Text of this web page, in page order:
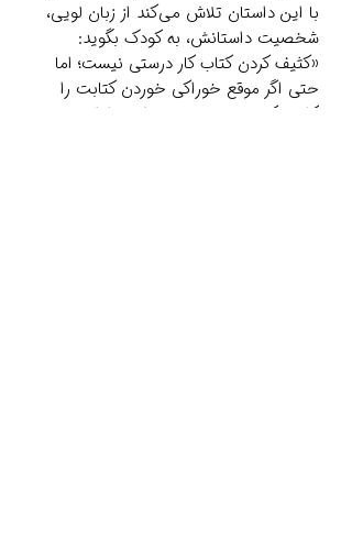
با این داستان تلاش می‌کند از زبان لویی،
شخصیت داستانش، به کودک بگوید:
«کثیف کردن کتاب کار درستی نیست؛ اما
حتی اگر موقع خوراکی خوردن کتابت را
کثیف کردی، باز هم به خواندن ادامه بده و